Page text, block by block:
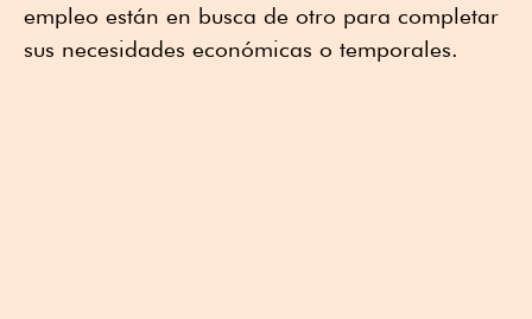
empleo están en busca de otro para completar
sus necesidades económicas o temporales.